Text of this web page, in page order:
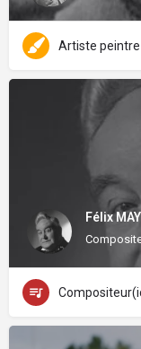
Artiste peintre
Félix